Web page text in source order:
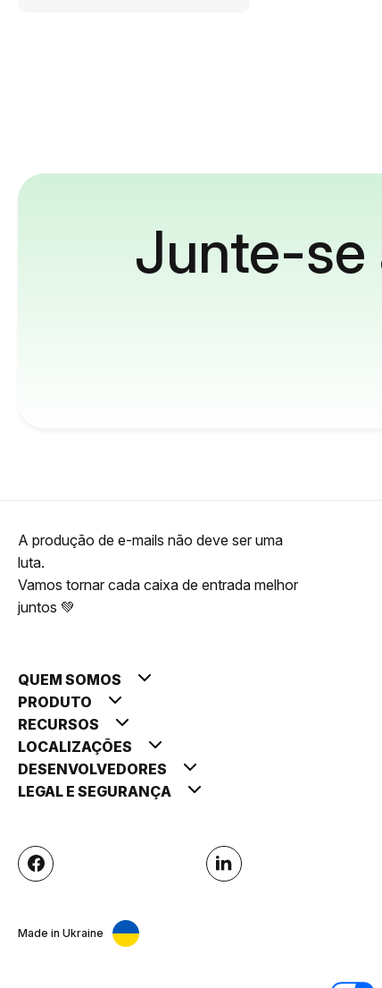
Junte-se
A produção de e-mails não deve ser uma
luta.
Vamos tornar cada caixa de entrada melhor
juntos 💚
QUEM SOMOS
PRODUTO
RECURSOS
LOCALIZAÇÕES
DESENVOLVEDORES
LEGAL E SEGURANÇA
Made in Ukraine